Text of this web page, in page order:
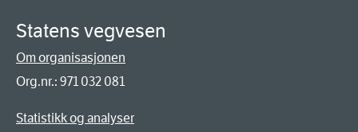
Statens vegvesen
Om organisasjonen
Org.nr.: 971 032 081
Statistikk og analyser